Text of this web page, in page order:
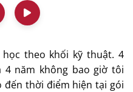
theo khối kỹ thuật. 4
4 năm không bao giờ tôi
đến thời điểm hiện tại gói